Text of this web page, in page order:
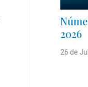
2026
26 de